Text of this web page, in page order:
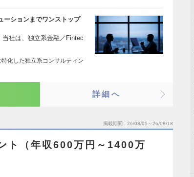
ーションまでワンストップ
当社は、独立系金融／Fintec
化した独立系コンサルティン
詳細へ
掲載期間 26/08/05～26/08/18
ト（年収600万円～1400万